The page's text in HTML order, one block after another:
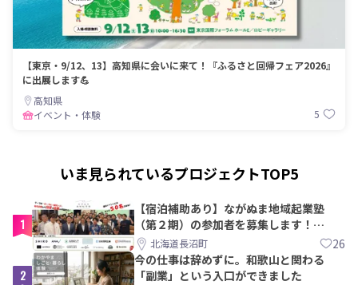
【東京・9/12、13】高知県に会いに来て！『ふるさと回帰フェア2026』
に出展します💪
高知県
イベント・体験
5
いま見られているプロジェクトTOP5
1
【宿泊補助あり】ながぬま地域起業塾
（第２期）の参加者を募集します！
【8/21〆】
北海道長沼町 26
2
今の仕事は辞めずに。和歌山と関わる
「副業」という入口ができました